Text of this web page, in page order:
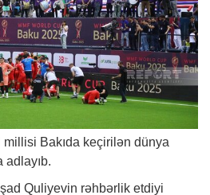
Bakıda keçirilən dünya
adlayıb.
Quliyevin rəhbərlik etdiyi